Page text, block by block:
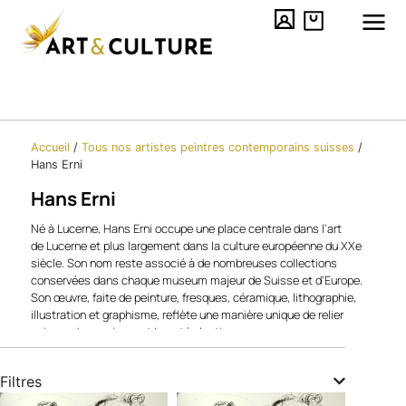
Accueil / Tous nos artistes peintres contemporains​ suisses /
Hans Erni
Hans Erni
Né à Lucerne, Hans Erni occupe une place centrale dans l’art
de Lucerne et plus largement dans la culture européenne du XXe
siècle. Son nom reste associé à de nombreuses collections
conservées dans chaque museum majeur de Suisse et d’Europe.
Son œuvre, faite de peinture, fresques, céramique, lithographie,
illustration et graphisme, reflète une manière unique de relier
science, humanisme et beauté plastique.
Ses créations, parfois monumentales, portent les couleurs rouge
peuple et à la vie quotidienne. À travers des affiches, des timbres
(ISBN et éditions illustrées), et des fresques visibles dans l’espace
Filtres